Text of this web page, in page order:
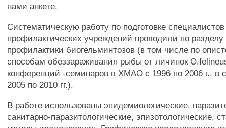
нами анкете.
Систематическую работу по подготовке
профилактических учреждений проводили по
профилактики биогельминтозов (в том числе по
способам обеззараживания рыбы от личинок
конференций -семинаров в ХМАО с 1996 по 2006 г., в
2005 по 2010 гг.).
В работе использованы эпидемиологические,
санитарно-паразитологические, эпизотологические,